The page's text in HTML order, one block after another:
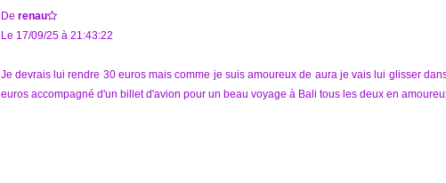
De renau
Le 17/09/25 à 21:43:22
Je devrais lui rendre 30 euros mais comme je suis amoureux de aura je vais lui glisser
euros accompagné d'un billet d'avion pour un beau voyage à Bali tous les deux en